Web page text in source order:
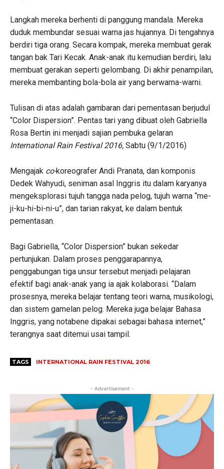
Langkah mereka berhenti di panggung mandala. Mereka
duduk membundar sesuai warna jas hujannya. Di tengahnya
berdiri tiga orang. Secara kompak, mereka membuat gerak
tangan bak Tari Kecak. Anak-anak itu kemudian berdiri, lalu
membuat gerakan seperti gelombang. Di akhir penampilan,
mereka membanting bola-bola air yang berwarna-warni.
Tulisan di atas adalah gambaran dari pementasan berjudul
“Color Dispersion”. Pentas tari yang dibuat oleh Gabriella
Rosa Bertin ini menjadi sajian pembuka gelaran
International Rain Festival 2016, Sabtu (9/1/2016)
Mengajak co-koreografer Andi Pranata, dan komponis
Dedek Wahyudi, seniman asal Inggris itu dalam karyanya
mengeksplorasi tujuh tangga nada pelog, tujuh warna “me-
ji-ku-hi-bi-ni-u”, dan tarian rakyat, ke dalam bentuk
pementasan.
Bagi Gabriella, “Color Dispersion” bukan sekedar
pertunjukan. Dalam proses penggarapannya,
penggabungan tiga unsur tersebut menjadi pelajaran
efektif bagi anak-anak yang ia ajak kolaborasi. “Dalam
prosesnya, mereka belajar tentang teori warna, musikologi,
dan sistem gamelan pelog. Mereka juga belajar Bahasa
Inggris, yang notabene dipakai sebagai bahasa internet,”
terangnya saat ditemui usai tampil.
TAGS INTERNATIONAL RAIN FESTIVAL 2016
- Advertisement -